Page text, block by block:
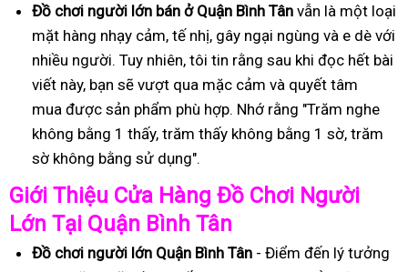
Đồ chơi người lớn bán ở Quận Bình Tân vẫn là một loại
mặt hàng nhạy cảm, tế nhị, gây ngại ngùng và e dè với
nhiều người. Tuy nhiên, tôi tin rằng sau khi đọc hết bài
viết này, bạn sẽ vượt qua mặc cảm và quyết tâm
mua được sản phẩm phù hợp. Nhớ rằng "Trăm nghe
không bằng 1 thấy, trăm thấy không bằng 1 sờ, trăm
sờ không bằng sử dụng".
Giới Thiệu Cửa Hàng Đồ Chơi Người
Lớn Tại Quận Bình Tân
Đồ chơi người lớn Quận Bình Tân - Điểm đến lý tưởng